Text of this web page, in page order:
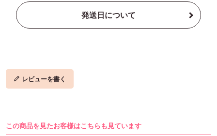
発送日について
レビューを書く
この商品を見たお客様はこちらも見ています